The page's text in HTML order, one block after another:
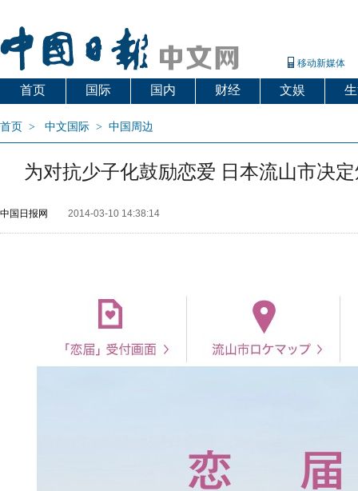
移动新媒体
首页 国际 国内 财经 文娱
首页 > 中文国际 > 中国周边
为对抗少子化鼓励恋爱 日本流山市决
中国日报网 2014-03-10 14:38:14